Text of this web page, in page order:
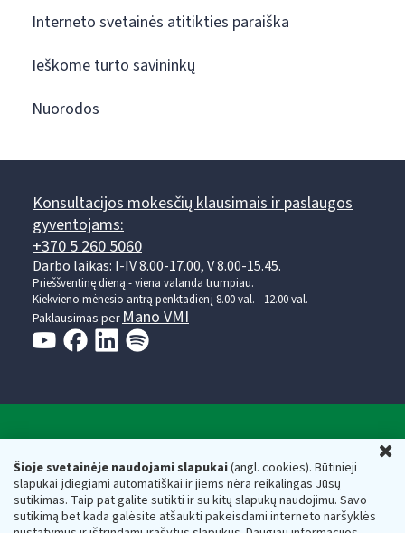
Šioje svetainėje naudojami slapukai(angl. cookies). Būtinieji
slapukai įdiegiami automatiškai ir jiems nėra reikalingas Jūsų
sutikimas. Taip pat galite sutikti ir su kitų slapukų naudojimu. Savo
sutikimą bet kada galėsite atšaukti pakeisdami interneto naršyklės
Interneto svetainės atitikties paraiška
Ieškome turto savininkų
Nuorodos
Konsultacijos mokesčių klausimais ir paslaugos
gyventojams:
+370 5 260 5060
Darbo laikas: I-IV 8.00-17.00, V 8.00-15.45.
Prieššventinę dieną - viena valanda trumpiau.
Kiekvieno mėnesio antrą penktadienį 8.00 val. - 12.00 val.
Paklausimas per Mano VMI
Respublikos finansų ministerijos
Biudžetinė įstaiga. Juridinio asmens kodas — 188659752,
adresas: Vasario 16-osios g. 14, 01107 Vilnius, Lietuva, el.paštas:
vmi@vmi.lt, E. pristatymo dėžutės adresas 188659752